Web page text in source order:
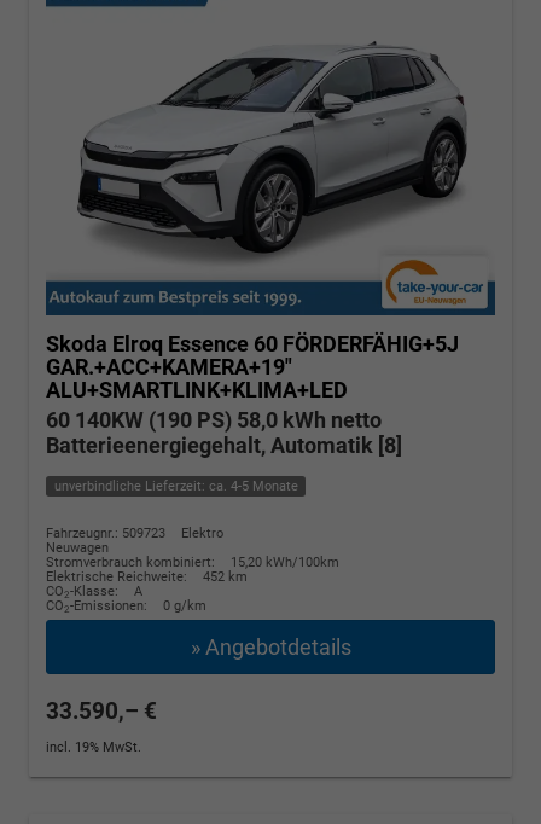
Skoda Elroq Essence 60 FÖRDERFÄHIG+5J
GAR.+ACC+KAMERA+19"
ALU+SMARTLINK+KLIMA+LED
60 140KW (190 PS) 58,0 kWh netto
Batterieenergiegehalt, Automatik [8]
unverbindliche Lieferzeit: ca. 4-5 Monate
Fahrzeugnr.: 509723
Elektro
Neuwagen
Stromverbrauch kombiniert:
15,20 kWh/100km
Elektrische Reichweite:
452 km
CO2-Klasse:
A
CO2-Emissionen: 0 g/km
» Angebotdetails
33.590,– €
incl. 19% MwSt.